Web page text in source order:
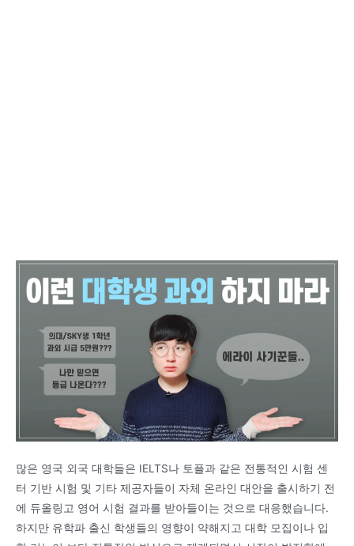
많은 영국 외국 대학들은 IELTS나 토플과 같은 전통적인 시험 센
터 기반 시험 및 기타 제공자들이 자체 온라인 대안을 출시하기 전
에 듀올링고 영어 시험 결과를 받아들이는 것으로 대응했습니다.
하지만 유학파 출신 학생들의 영향이 약해지고 대학 모집이나 입